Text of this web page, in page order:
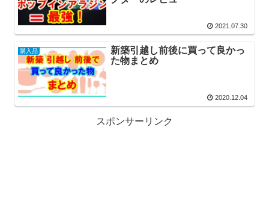
2021.07.30
購入品
新築引越し前後に買って良かっ
た物まとめ
2020.12.04
スポンサーリンク